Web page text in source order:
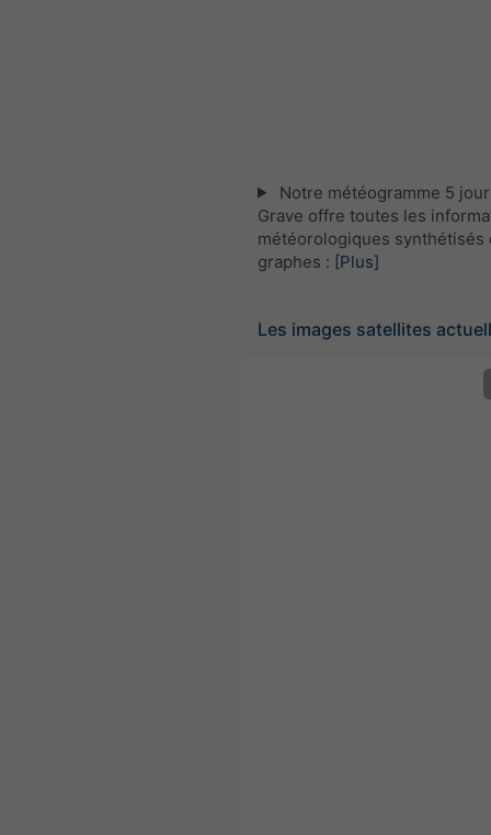
Notre météogramme 5
Grave offre toutes les
météorologiques synthétisés
graphes : [Plus]
Les images satellites